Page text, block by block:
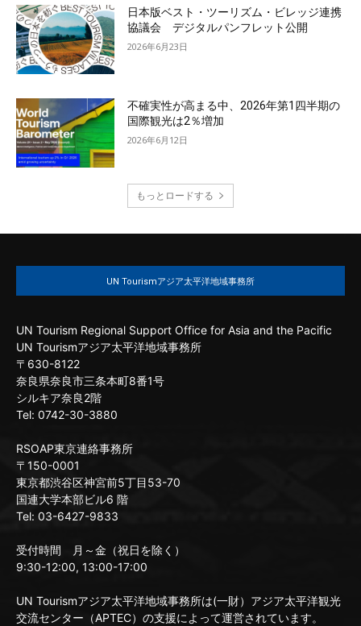
日本版ベスト・ツーリズム・ビレッジ連携
協議会 デジタルパンフレット公開
2026年6月23日
不確実性が高まる中、2026年第1四半期の
国際観光は2％増加
2026年6月12日
もっとロードする
UN Tourismアジア太平洋地域事務所
UN Tourism Regional Support Office for Asia and the Pacific
UN Tourismアジア太平洋地域事務所
〒630-8122
奈良県奈良市三条本町8番1号
シルキア奈良2階
Tel: 0742-30-3880
RSOAP東京連絡事務所
〒150-0001
東京都渋谷区神宮前5丁目53-70
国連大学本部ビル6 階
Tel: 03-6427-9833
受付時間 月～金（祝日を除く）
9:30-12:00, 13:00-17:00
UN Tourismアジア太平洋地域事務所は(一財）アジア太平洋観光
交流センター（APTEC）の支援によって運営されています。